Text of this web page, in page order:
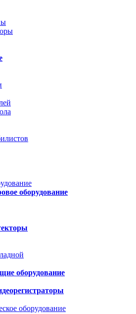
оборудование
оборудование
оборудование